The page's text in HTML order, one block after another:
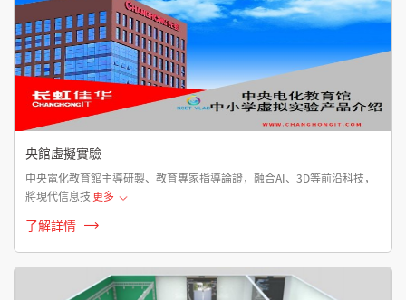
央館虛擬實驗
中央電化教育館主導研製、教育專家指導論證，融合AI、3D等前沿科技，
將現代信息技更多
了解詳情